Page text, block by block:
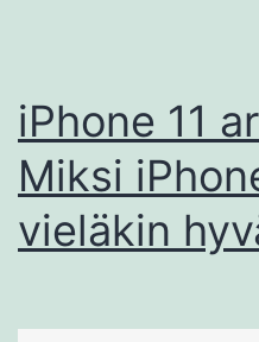
iPhone 11
Miksi
vieläkin